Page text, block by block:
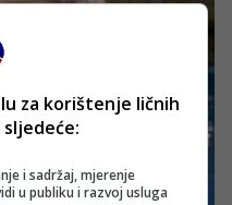
za korištenje ličnih
i sadržaj, mjerenje
u publiku i razvoj usluga